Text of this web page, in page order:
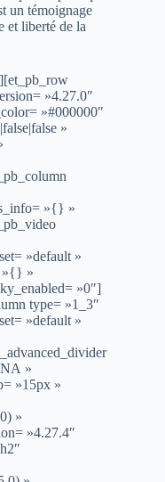
un témoignage
et liberté de la
»4.27.0″
»#000000″
»
»{} »
»default »
»{} »
»0″]
type= »1_3″
»default »
»
»15px »
»
»4.27.4″